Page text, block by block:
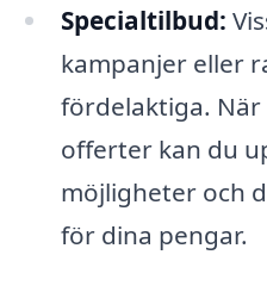
Specialtilbud:
kampanjer eller
fördelaktiga.
offerter kan du
möjligheter och
för dina pengar.